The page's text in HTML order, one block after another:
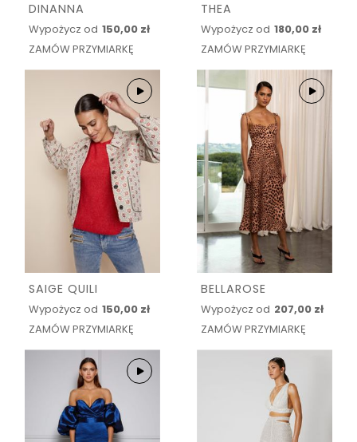
DINANNA
Wypożycz od 150,00 zł
ZAMÓW PRZYMIARKĘ
THEA
Wypożycz od 180,00 zł
ZAMÓW PRZYMIARKĘ
SAIGE QUILI
Wypożycz od 150,00 zł
ZAMÓW PRZYMIARKĘ
BELLAROSE
Wypożycz od 207,00 zł
ZAMÓW PRZYMIARKĘ